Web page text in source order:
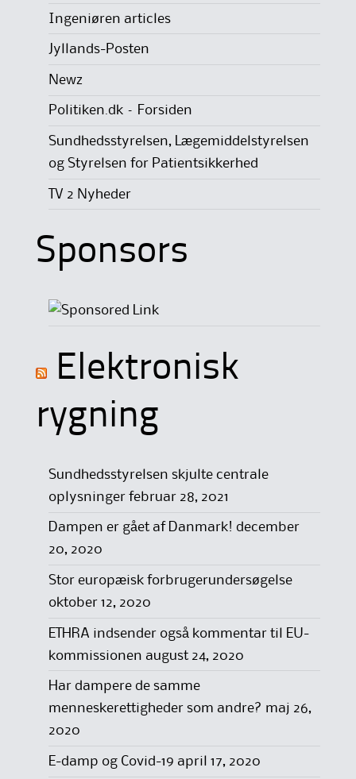
Ingeniøren articles
Jyllands-Posten
Newz
Politiken.dk – Forsiden
Sundhedsstyrelsen, Lægemiddelstyrelsen
og Styrelsen for Patientsikkerhed
TV 2 Nyheder
Sponsors
Elektronisk
rygning
Sundhedsstyrelsen skjulte centrale
oplysninger februar 28, 2021
Dampen er gået af Danmark! december
20, 2020
Stor europæisk forbrugerundersøgelse
oktober 12, 2020
ETHRA indsender også kommentar til EU-
kommissionen august 24, 2020
Har dampere de samme
menneskerettigheder som andre? maj 26,
2020
E-damp og Covid-19 april 17, 2020